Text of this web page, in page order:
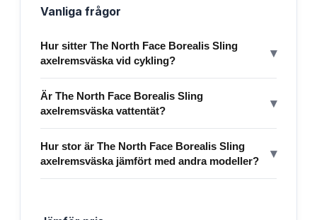
Vanliga frågor
Hur sitter The North Face Borealis Sling
axelremsväska vid cykling?
▾
Är The North Face Borealis Sling
axelremsväska vattentät?
▾
Hur stor är The North Face Borealis Sling
axelremsväska jämfört med andra modeller?
▾